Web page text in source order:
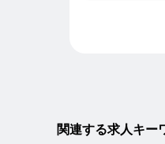
関連する求人キー